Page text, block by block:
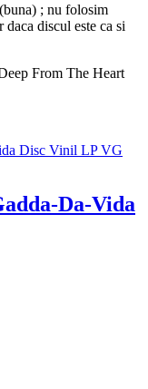
; nu folosim
discul este ca si
From The Heart
Da-Vida